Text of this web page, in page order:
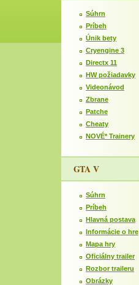
Súhrn
Príbeh
Únik bety
Cryengine 3
Directx 11
HW požiadavky
Videonávod
Zbrane
Patche
Cheaty
NOVÉ* Trainery
GTA V
Súhrn
Príbeh
Hlavná postava
Informácie o hre
Mapa hry
Oficiálny trailer
Rozbor traileru
Obrázky